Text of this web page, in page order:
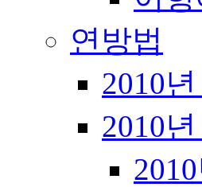
연방법
2010
2010